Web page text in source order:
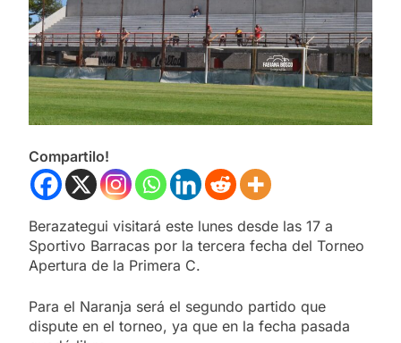
Compartilo!
Berazategui visitará este lunes desde las 17 a
Sportivo Barracas por la tercera fecha del Torneo
Apertura de la Primera C.
Para el Naranja será el segundo partido que
dispute en el torneo, ya que en la fecha pasada